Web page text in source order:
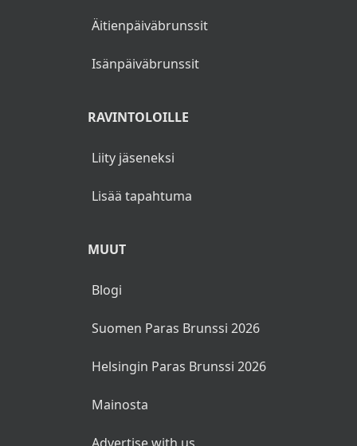
Äitienpäiväbrunssit
Isänpäiväbrunssit
RAVINTOLOILLE
Liity jäseneksi
Lisää tapahtuma
MUUT
Blogi
Suomen Paras Brunssi 2026
Helsingin Paras Brunssi 2026
Mainosta